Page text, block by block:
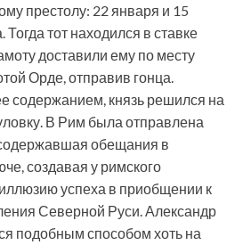
престолу: 22 января и 15
Тогда тот находился в ставке
доставили ему по месту
Орде, отправив гонца.
содержанием, князь решился на
В Рим была отправлена
обещания в
создавая у римского
успеха в приобщении к
Северной Руси. Александр
подобным способом хоть на